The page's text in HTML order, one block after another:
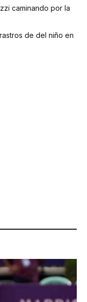
caminando por la
de del niño en